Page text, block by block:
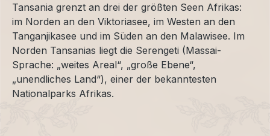
Tansania grenzt an drei der größten Seen Afrikas:
im Norden an den Viktoriasee, im Westen an den
Tanganjikasee und im Süden an den Malawisee. Im
Norden Tansanias liegt die Serengeti (Massai-
Sprache: „weites Areal“, „große Ebene“,
„unendliches Land“), einer der bekanntesten
Nationalparks Afrikas.